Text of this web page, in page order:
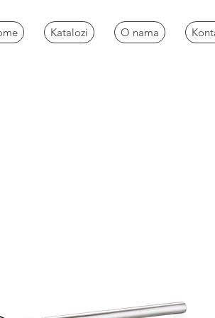
Katalozi O nama